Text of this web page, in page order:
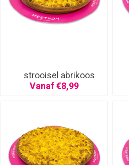
strooisel abrikoos
Vanaf €8,99